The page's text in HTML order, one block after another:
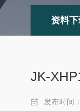
资料
JK-
发布时间